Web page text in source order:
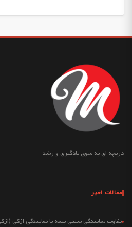
دریچه ای به سوی یادگیری و رشد
مقالات اخیر
تفاوت نمایندگی سنتی بیمه با نمایندگی ازکی